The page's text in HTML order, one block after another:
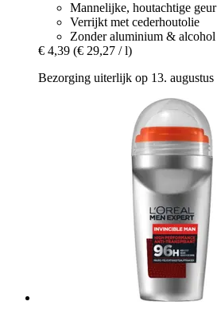
Mannelijke, houtachtige geur
Verrijkt met cederhoutolie
Zonder aluminium & alcohol
€ 4,39 (€ 29,27 / l)
Bezorging uiterlijk op 13. augustus